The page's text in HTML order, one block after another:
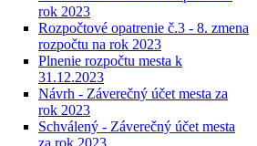
rok 2023
Rozpočtové opatrenie č.3 - 8. zmena
rozpočtu na rok 2023
Plnenie rozpočtu mesta k
31.12.2023
Návrh - Záverečný účet mesta za
rok 2023
Schválený - Záverečný účet mesta
za rok 2023